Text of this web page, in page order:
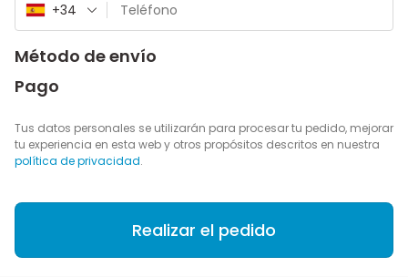
+34
Método de envío
Pago
Tus datos personales se utilizarán para procesar tu pedido, mejorar
tu experiencia en esta web y otros propósitos descritos en nuestra
política de privacidad.
Realizar el pedido